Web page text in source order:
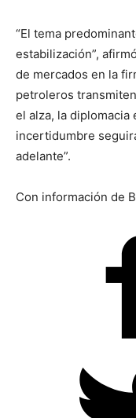
“El tema
estabilización”,
de mercados en la
petroleros
el alza, la
incertidumbre
adelante”.
Con información de